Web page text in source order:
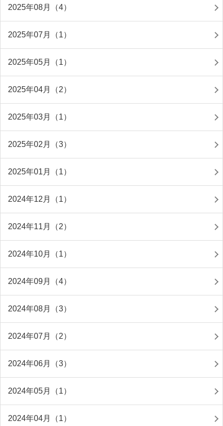
2025年08月（4）
2025年07月（1）
2025年05月（1）
2025年04月（2）
2025年03月（1）
2025年02月（3）
2025年01月（1）
2024年12月（1）
2024年11月（2）
2024年10月（1）
2024年09月（4）
2024年08月（3）
2024年07月（2）
2024年06月（3）
2024年05月（1）
2024年04月（1）